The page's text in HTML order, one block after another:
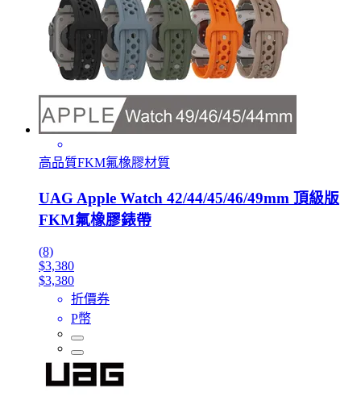
高品質FKM氟橡膠材質
UAG Apple Watch 42/44/45/46/49mm 頂級版
FKM氟橡膠錶帶
(8)
$3,380
$3,380
折價券
P幣